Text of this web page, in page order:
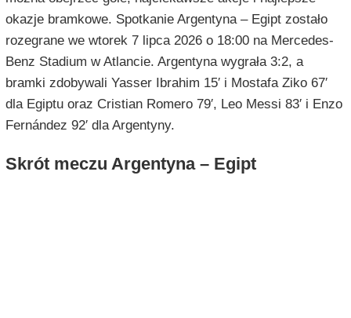
okazje bramkowe. Spotkanie Argentyna – Egipt zostało
rozegrane we wtorek 7 lipca 2026 o 18:00 na Mercedes-
Benz Stadium w Atlancie. Argentyna wygrała 3:2, a
bramki zdobywali Yasser Ibrahim 15′ i Mostafa Ziko 67′
dla Egiptu oraz Cristian Romero 79′, Leo Messi 83′ i Enzo
Fernández 92′ dla Argentyny.
Skrót meczu Argentyna – Egipt